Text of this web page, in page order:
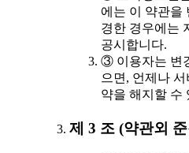
에는 이 약관을
경한 경우에는
공시합니다.
③ 이용자는 변
으면, 언제나
약을 해지할 수
제 3 조 (약관외